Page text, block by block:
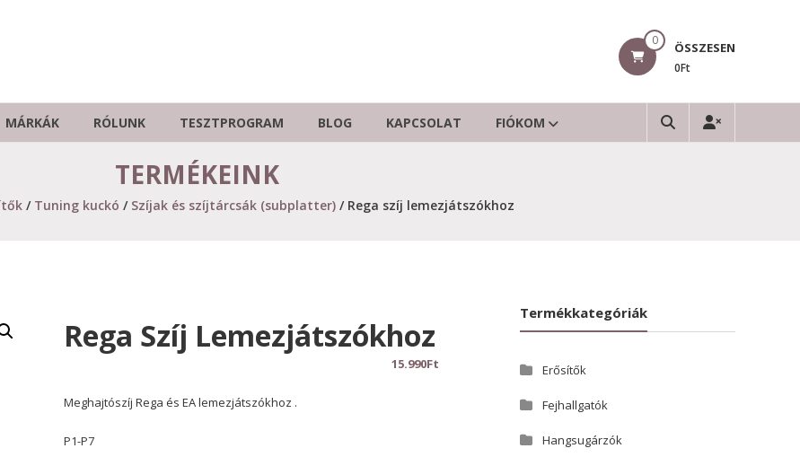
0 ÖSSZESEN
0Ft
MÁRKÁK RÓLUNK TESZTPROGRAM BLOG KAPCSOLAT FIÓKOM
TERMÉKEINK
/ Tuning kuckó / Szíjak és szíjtárcsák (subplatter)/ Rega szíj lemezjátszókhoz
Rega Szíj Lemezjátszókhoz
15.990Ft
Meghajtószíj Rega és EA lemezjátszókhoz .
P1-P7
Termékkategóriák
Erősítők
Fejhallgatók
Hangsugárzók